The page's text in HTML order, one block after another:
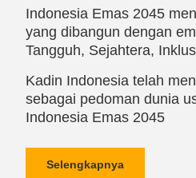
Indonesia Emas 2045
yang dibangun dengan
Tangguh, Sejahtera,
Kadin Indonesia telah
sebagai pedoman dunia
Indonesia Emas 2045
Selengkapnya